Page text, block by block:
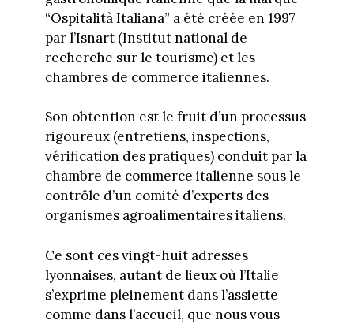
“Ospitalità Italiana” a été créée en 1997
par l’Isnart (Institut national de
recherche sur le tourisme) et les
chambres de commerce italiennes.
Son obtention est le fruit d’un processus
rigoureux (entretiens, inspections,
vérification des pratiques) conduit par la
chambre de commerce italienne sous le
contrôle d’un comité d’experts des
organismes agroalimentaires italiens.
Ce sont ces vingt-huit adresses
lyonnaises, autant de lieux où l’Italie
s’exprime pleinement dans l’assiette
comme dans l’accueil, que nous vous